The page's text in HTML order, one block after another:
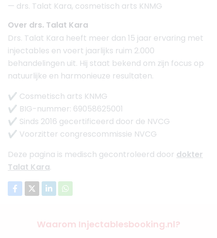
— drs. Talat Kara, cosmetisch arts KNMG
Over drs. Talat Kara
Drs. Talat Kara heeft meer dan 15 jaar ervaring met
injectables en voert jaarlijks ruim 2.000
behandelingen uit. Hij staat bekend om zijn focus op
natuurlijke en harmonieuze resultaten.
✔ Cosmetisch arts KNMG
✔ BIG-nummer: 69058625001
✔ Sinds 2016 gecertificeerd door de NVCG
✔ Voorzitter congrescommissie NVCG
Deze pagina is medisch gecontroleerd door dokter
Talat Kara.
Waarom Injectablesbooking.nl?